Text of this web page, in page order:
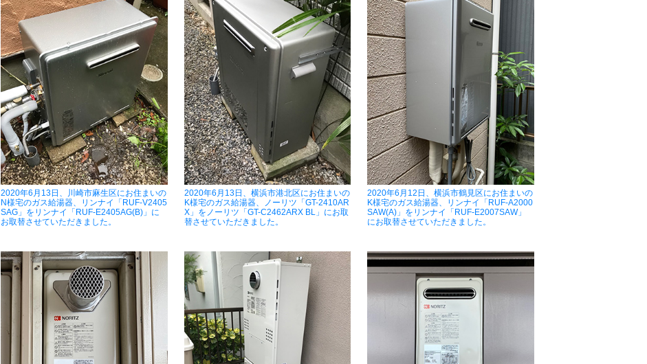
2020年6月13日、川崎市麻生区にお住まいの
N様宅のガス給湯器、リンナイ「RUF-V2405
SAG」をリンナイ「RUF-E2405AG(B)」に
お取替させていただきました。
2020年6月13日、横浜市港北区にお住まいの
K様宅のガス給湯器、ノーリツ「GT-2410AR
X」をノーリツ「GT-C2462ARX BL」にお取
替させていただきました。
2020年6月12日、横浜市鶴見区にお住まいの
K様宅のガス給湯器、リンナイ「RUF-A2000
SAW(A)」をリンナイ「RUF-E2007SAW」
にお取替させていただきました。